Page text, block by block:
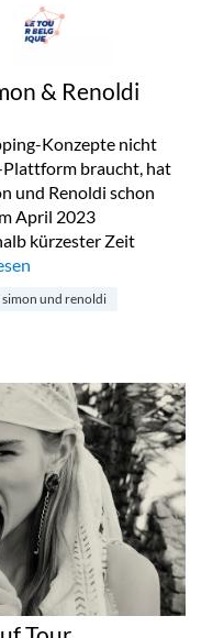
& Renoldi
Konzepte nicht
braucht, hat
und Renoldi schon
April 2023
kürzester Zeit
Market by Simon &
simon und renoldi